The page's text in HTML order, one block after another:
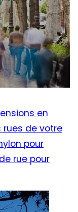
en
rues de votre
pour
rue pour